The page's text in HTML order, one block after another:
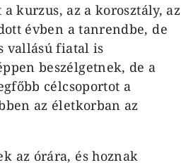
kurzus, az a korosztály, az
évben a tanrendbe, de
vallású fiatal is
beszélgetnek, de a
célcsoportot a
az életkorban az
az órára, és hoznak